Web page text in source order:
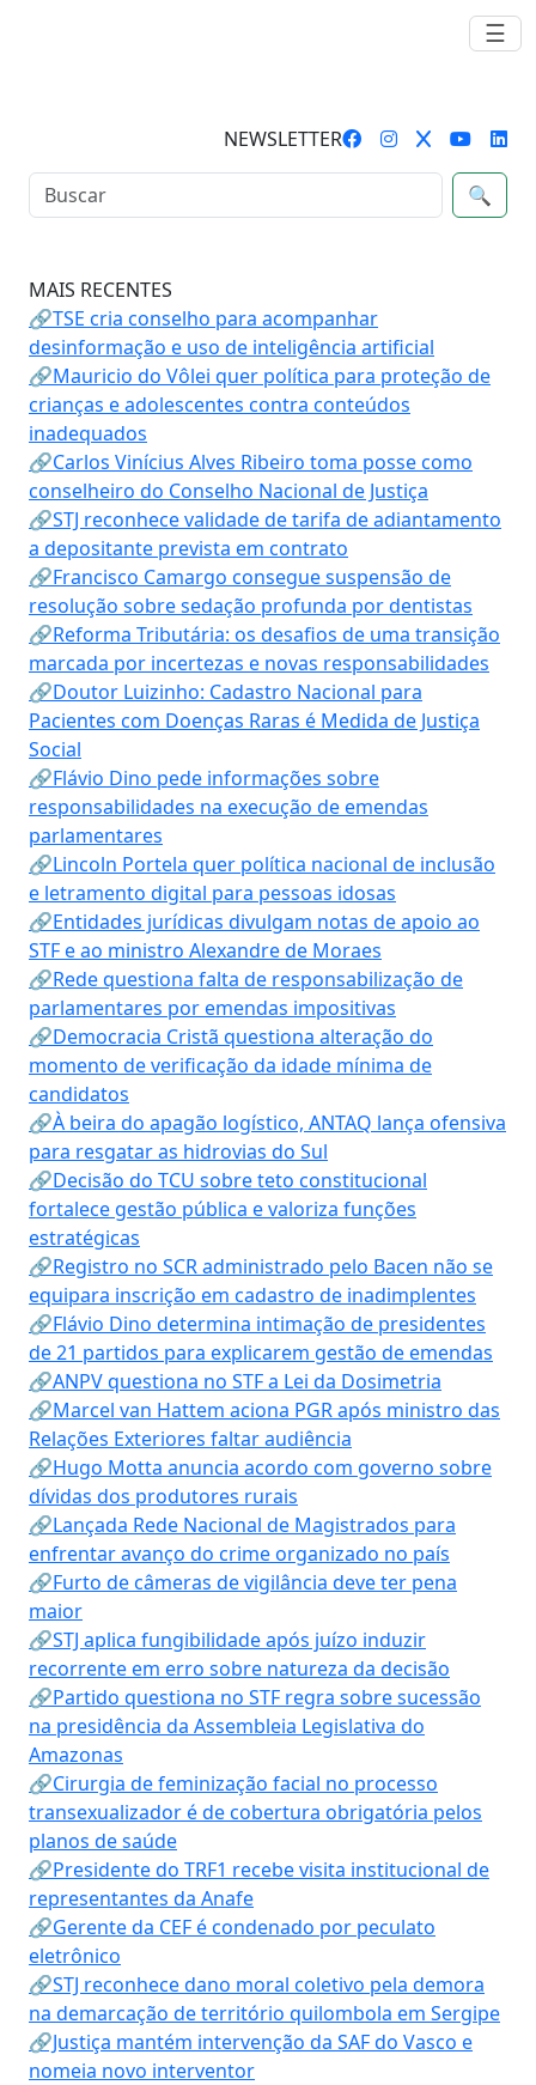
☰
NEWSLETTER
🔍
MAIS RECENTES
🔗TSE cria conselho para acompanhar
desinformação e uso de inteligência artificial
🔗Mauricio do Vôlei quer política para proteção de
crianças e adolescentes contra conteúdos
inadequados
🔗Carlos Vinícius Alves Ribeiro toma posse como
conselheiro do Conselho Nacional de Justiça
🔗STJ reconhece validade de tarifa de adiantamento
a depositante prevista em contrato
🔗Francisco Camargo consegue suspensão de
resolução sobre sedação profunda por dentistas
🔗Reforma Tributária: os desafios de uma transição
marcada por incertezas e novas responsabilidades
🔗Doutor Luizinho: Cadastro Nacional para
Pacientes com Doenças Raras é Medida de Justiça
Social
🔗Flávio Dino pede informações sobre
responsabilidades na execução de emendas
parlamentares
🔗Lincoln Portela quer política nacional de inclusão
e letramento digital para pessoas idosas
🔗Entidades jurídicas divulgam notas de apoio ao
STF e ao ministro Alexandre de Moraes
🔗Rede questiona falta de responsabilização de
parlamentares por emendas impositivas
🔗Democracia Cristã questiona alteração do
momento de verificação da idade mínima de
candidatos
🔗À beira do apagão logístico, ANTAQ lança ofensiva
para resgatar as hidrovias do Sul
🔗Decisão do TCU sobre teto constitucional
fortalece gestão pública e valoriza funções
estratégicas
🔗Registro no SCR administrado pelo Bacen não se
equipara inscrição em cadastro de inadimplentes
🔗Flávio Dino determina intimação de presidentes
de 21 partidos para explicarem gestão de emendas
🔗ANPV questiona no STF a Lei da Dosimetria
🔗Marcel van Hattem aciona PGR após ministro das
Relações Exteriores faltar audiência
🔗Hugo Motta anuncia acordo com governo sobre
dívidas dos produtores rurais
🔗Lançada Rede Nacional de Magistrados para
enfrentar avanço do crime organizado no país
🔗Furto de câmeras de vigilância deve ter pena
maior
🔗STJ aplica fungibilidade após juízo induzir
recorrente em erro sobre natureza da decisão
🔗Partido questiona no STF regra sobre sucessão
na presidência da Assembleia Legislativa do
Amazonas
🔗Cirurgia de feminização facial no processo
transexualizador é de cobertura obrigatória pelos
planos de saúde
🔗Presidente do TRF1 recebe visita institucional de
representantes da Anafe
🔗Gerente da CEF é condenado por peculato
eletrônico
🔗STJ reconhece dano moral coletivo pela demora
na demarcação de território quilombola em Sergipe
🔗Justiça mantém intervenção da SAF do Vasco e
nomeia novo interventor